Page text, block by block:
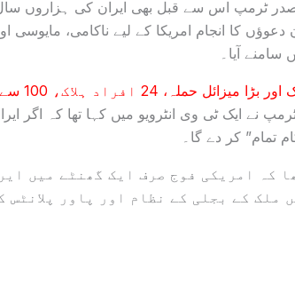
صدر ٹرمپ اس سے قبل بھی ایران کی ہزاروں
کا انجام امریکا کے لیے ناکامی، مایوسی
آیا۔
24 افراد ہلاک، 100 سے زائد زخمی
نے ایک ٹی وی انٹرویو میں کہا تھا کہ اگر
تمام” کر دے گا۔
کہ امریکی فوج صرف ایک گھنٹے میں
ملک کے بجلی کے نظام اور پاور پلانٹس